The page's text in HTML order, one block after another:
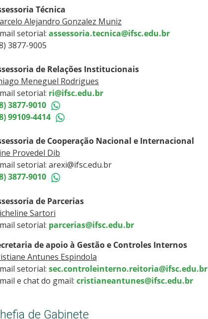
Técnica
Alejandro Gonzalez Muniz
setorial: assessoria.tecnica@ifsc.edu.br
3877-9005
de Relações Institucionais
Meneguel Rodrigues
setorial: ri@ifsc.edu.br
3877-9010
99109-4414
de Cooperação Nacional e Internacional
Provedel Dib
setorial: arexi@ifsc.edu.br
3877-9010
de Parcerias
Sartori
setorial: parcerias@ifsc.edu.br
de apoio à Gestão e Controles Internos
Antunes Espindola
setorial: sec.controleinterno.reitoria@ifsc.edu.br
e chat do gmail: cristianeantunes@ifsc.edu.br
de Gabinete